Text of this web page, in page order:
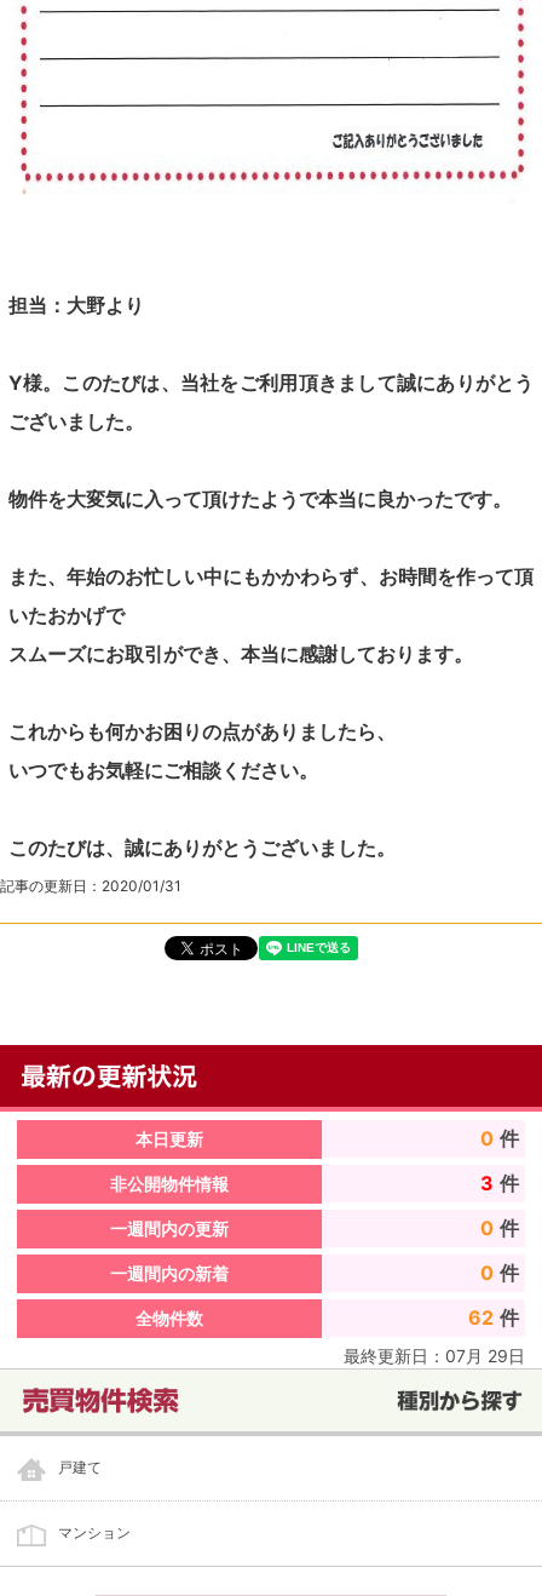
担当：大野より
Y様。このたびは、当社をご利用頂きまして誠にありがとう
ございました。
物件を大変気に入って頂けたようで本当に良かったです。
また、年始のお忙しい中にもかかわらず、お時間を作って頂
いたおかげで
スムーズにお取引ができ、本当に感謝しております。
これからも何かお困りの点がありましたら、
いつでもお気軽にご相談ください。
このたびは、誠にありがとうございました。
記事の更新日： 2020/01/31
本日更新 0 件
非公開物件情報 3 件
一週間内の更新 0 件
一週間内の新着 0 件
全物件数 62 件
最終更新日： 07月 29日
戸建て
マンション